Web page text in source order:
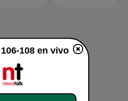
108 en vivo